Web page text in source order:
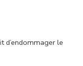
d’endommager le